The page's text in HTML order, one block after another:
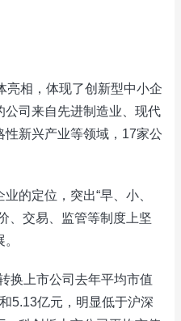
亮相，体现了创新型中小企
公司来自先进制造业、现代
性新兴产业等领域，17家公
的定位，突出“早、小、
、交易、监管等制度上坚
换上市公司去年平均市值
5.13亿元，明显低于沪深